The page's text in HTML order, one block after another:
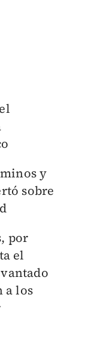
y
sobre
por
el
a los